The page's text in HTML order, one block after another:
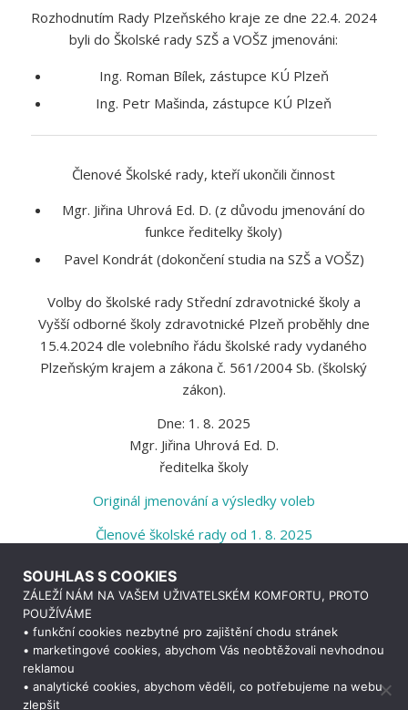
Rozhodnutím Rady Plzeňského kraje ze dne 22.4. 2024
byli do Školské rady SZŠ a VOŠZ jmenováni:
Ing. Roman Bílek, zástupce KÚ Plzeň
Ing. Petr Mašinda, zástupce KÚ Plzeň
Členové Školské rady, kteří ukončili činnost
Mgr. Jiřina Uhrová Ed. D. (z důvodu jmenování do
funkce ředitelky školy)
Pavel Kondrát (dokončení studia na SZŠ a VOŠZ)
Volby do školské rady Střední zdravotnické školy a
Vyšší odborné školy zdravotnické Plzeň proběhly dne
15.4.2024 dle volebního řádu školské rady vydaného
Plzeňským krajem a zákona č. 561/2004 Sb. (školský
zákon).
Dne: 1. 8. 2025
Mgr. Jiřina Uhrová Ed. D.
ředitelka školy
Originál jmenování a výsledky voleb
Členové školské rady od 1. 8. 2025
Zápisy
Jednací řád
Volební řád školské rady
SOUHLAS S COOKIES
ZÁLEŽÍ NÁM NA VAŠEM UŽIVATELSKÉM KOMFORTU, PROTO
POUŽÍVÁME
• funkční cookies nezbytné pro zajištění chodu stránek
• marketingové cookies, abychom Vás neobtěžovali nevhodnou
reklamou
• analytické cookies, abychom věděli, co potřebujeme na webu
zlepšit